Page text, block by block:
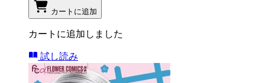
カートに追加
カートに追加しました
試し読み